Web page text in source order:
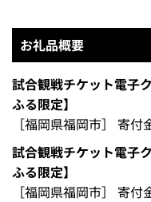
お礼品概要
試合観戦チケット電子
ふる限定】
［福岡県福岡市］ 寄
試合観戦チケット電子
ふる限定】
［福岡県福岡市］ 寄